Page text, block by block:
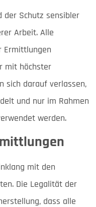
der Schutz sensibler
Arbeit. Alle
Ermittlungen
mit höchster
sich darauf verlassen,
und nur im Rahmen
werden.
mit den
Die Legalität der
dass alle